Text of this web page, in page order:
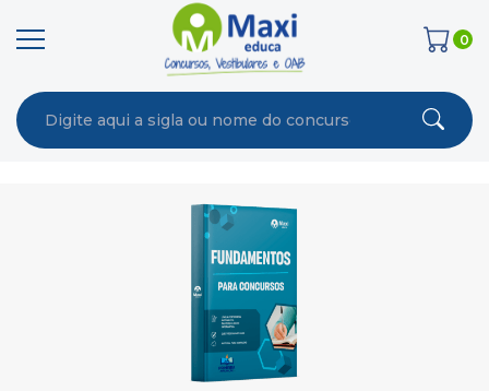
0